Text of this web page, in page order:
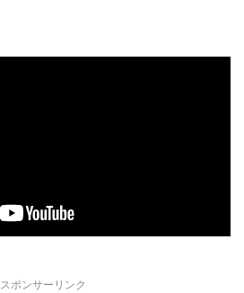
スポンサーリンク